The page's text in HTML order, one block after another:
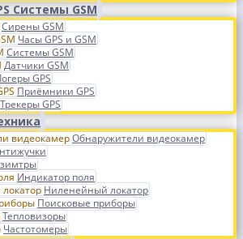
Системы GSM
Сирены GSM
Часы GPS и GSM
Системы GSM
Датчики GSM
GPS
Приёмники GPS
Трекеры GPS
Обнаружители видеокамер
Индикатор поля
Ниленейный локатор
Поисковые приборы
Тепловизоры
Частотомеры